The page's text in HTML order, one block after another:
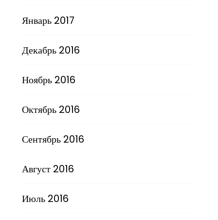
Январь 2017
Декабрь 2016
Ноябрь 2016
Октябрь 2016
Сентябрь 2016
Август 2016
Июль 2016